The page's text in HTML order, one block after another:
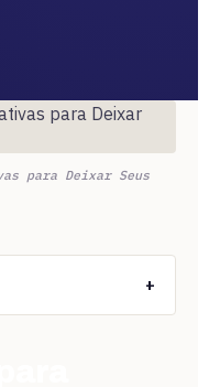
para Deixar Seus
+